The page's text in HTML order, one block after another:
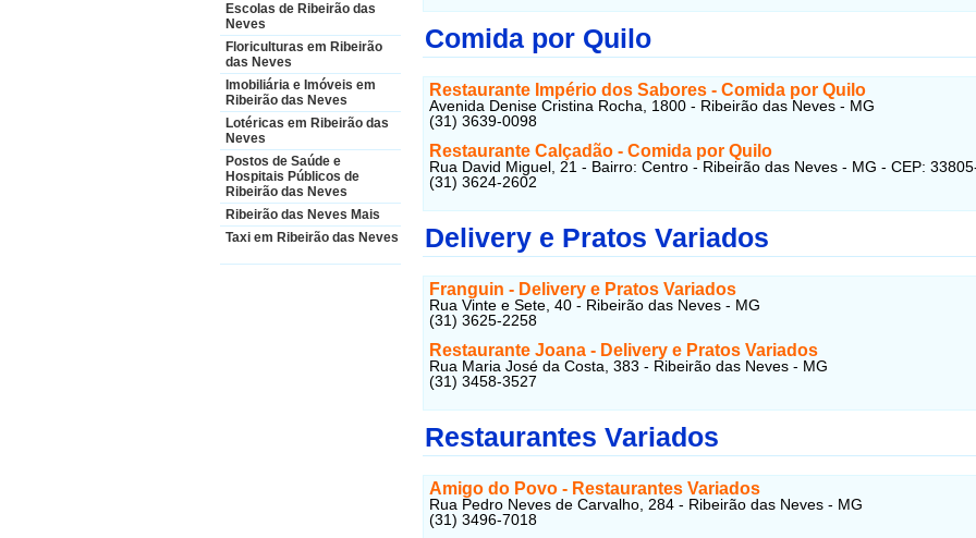
Escolas de Ribeirão das
Neves
Floriculturas em Ribeirão
das Neves
Imobiliária e Imóveis em
Ribeirão das Neves
Lotéricas em Ribeirão das
Neves
Postos de Saúde e
Hospitais Públicos de
Ribeirão das Neves
Ribeirão das Neves Mais
Taxi em Ribeirão das Neves
Comida por Quilo
Restaurante Império dos Sabores - Comida por Quilo
Avenida Denise Cristina Rocha, 1800 - Ribeirão das Neves - MG
(31) 3639-0098
Restaurante Calçadão - Comida por Quilo
Rua David Miguel, 21 - Bairro: Centro - Ribeirão das Neves - MG - CEP:
(31) 3624-2602
Delivery e Pratos Variados
Franguin - Delivery e Pratos Variados
Rua Vinte e Sete, 40 - Ribeirão das Neves - MG
(31) 3625-2258
Restaurante Joana - Delivery e Pratos Variados
Rua Maria José da Costa, 383 - Ribeirão das Neves - MG
(31) 3458-3527
Restaurantes Variados
Amigo do Povo - Restaurantes Variados
Rua Pedro Neves de Carvalho, 284 - Ribeirão das Neves - MG
(31) 3496-7018